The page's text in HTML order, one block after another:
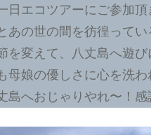
日エコツアーにご参加頂
あの世の間を彷徨って
を変えて、八丈島へ遊び
母娘の優しさに心を洗
島へおじゃりやれ〜！感